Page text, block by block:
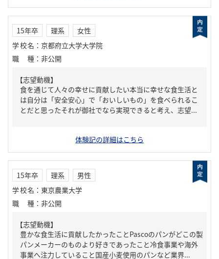
15年卒 理系
女性
学校名 ： 京都府立大学大学院
職種 ： 非公開
【志望動機】
食を通じて人々の幸せに貢献したい本当に幸せな食生活と
は自分は「安全安心」で「おいしいもの」を食べられるこ
とだと思ったそれが御社でなら実現できると考え、志望...
体験記の詳細はこちら
15年卒 理系
男性
学校名 ： 東京農業大学
職種 ： 非公開
【志望動機】
豊かな食生活に貢献したかったことPascoのパンがどこの製
パンメーカーのものより好きであったこと冷食事業や海外
事業へ注力していること国産小麦使用のパンなど業界...